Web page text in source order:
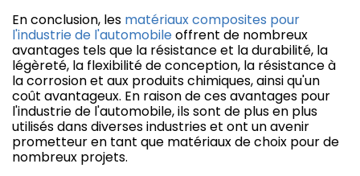
En conclusion, les matériaux composites pour
l'industrie de l'automobileoffrent de nombreux
avantages tels que la résistance et la durabilité, la
légèreté, la flexibilité de conception, la résistance à
la corrosion et aux produits chimiques, ainsi qu'un
coût avantageux. En raison de ces avantages pour
l'industrie de l'automobile, ils sont de plus en plus
utilisés dans diverses industries et ont un avenir
prometteur en tant que matériaux de choix pour de
nombreux projets.